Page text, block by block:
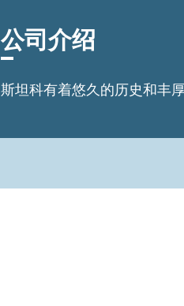
公司介绍
斯坦科有着悠久的历史和丰